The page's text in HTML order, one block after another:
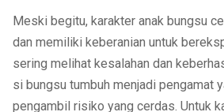
Meski begitu, karakter anak bungsu
dan memiliki keberanian untuk
sering melihat kesalahan dan
si bungsu tumbuh menjadi pengamat
pengambil risiko yang cerdas. Untuk